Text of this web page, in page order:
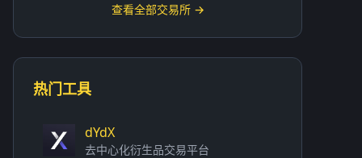
查看全部交易所 →
热门工具
dYdX
去中心化衍生品交易平台